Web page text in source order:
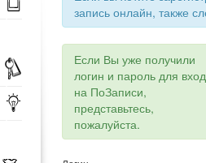
запись онлайн, также
Если Вы уже получили
логин и пароль для
на ПоЗаписи,
представьтесь,
пожалуйста.